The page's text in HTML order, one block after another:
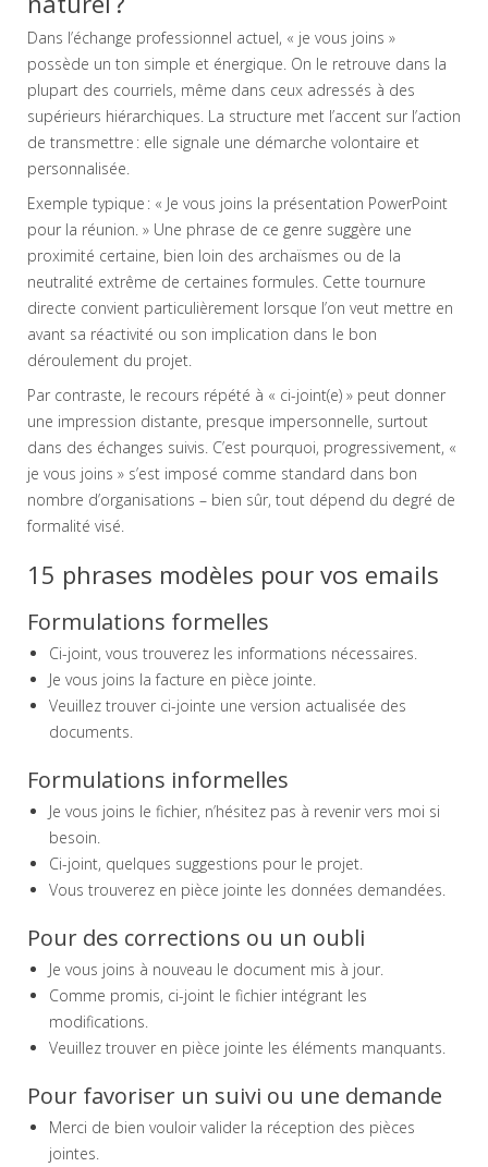
Dans l’échange professionnel actuel, « je vous joins »
possède un ton simple et énergique. On le retrouve dans la
plupart des courriels, même dans ceux adressés à des
supérieurs hiérarchiques. La structure met l’accent sur l’action
de transmettre : elle signale une démarche volontaire et
personnalisée.
Exemple typique : « Je vous joins la présentation PowerPoint
pour la réunion. » Une phrase de ce genre suggère une
proximité certaine, bien loin des archaïsmes ou de la
neutralité extrême de certaines formules. Cette tournure
directe convient particulièrement lorsque l’on veut mettre en
avant sa réactivité ou son implication dans le bon
déroulement du projet.
Par contraste, le recours répété à « ci-joint(e) » peut donner
une impression distante, presque impersonnelle, surtout
dans des échanges suivis. C’est pourquoi, progressivement, «
je vous joins » s’est imposé comme standard dans bon
nombre d’organisations – bien sûr, tout dépend du degré de
formalité visé.
15 phrases modèles pour vos emails
Formulations formelles
Ci-joint, vous trouverez les informations nécessaires.
Je vous joins la facture en pièce jointe.
Veuillez trouver ci-jointe une version actualisée des
documents.
Formulations informelles
Je vous joins le fichier, n’hésitez pas à revenir vers moi si
besoin.
Ci-joint, quelques suggestions pour le projet.
Vous trouverez en pièce jointe les données demandées.
Pour des corrections ou un oubli
Je vous joins à nouveau le document mis à jour.
Comme promis, ci-joint le fichier intégrant les
modifications.
Veuillez trouver en pièce jointe les éléments manquants.
Pour favoriser un suivi ou une demande
Merci de bien vouloir valider la réception des pièces
jointes.